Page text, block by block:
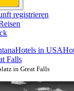
registrieren
Hotels in USA
Falls
in Great Falls